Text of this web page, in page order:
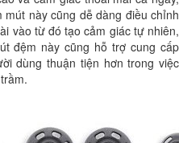
này cũng dễ dàng điều chỉnh
vào từ đó tạo cảm giác tự nhiên,
đệm này cũng hỗ trợ cung cấp
dùng thuận tiện hơn trong việc